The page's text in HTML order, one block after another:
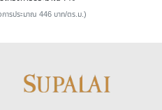
ารประมาณ 446 บาท/ตร.ม.)